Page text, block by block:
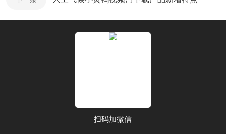
扫码加微信